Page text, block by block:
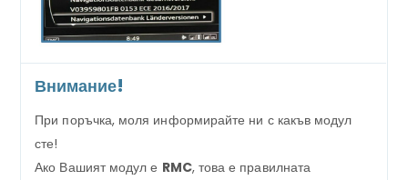
Внимание!
При поръчка, моля информирайте ни с какъв модул
сте!
Ако Вашият модул е RMC, това е правилната